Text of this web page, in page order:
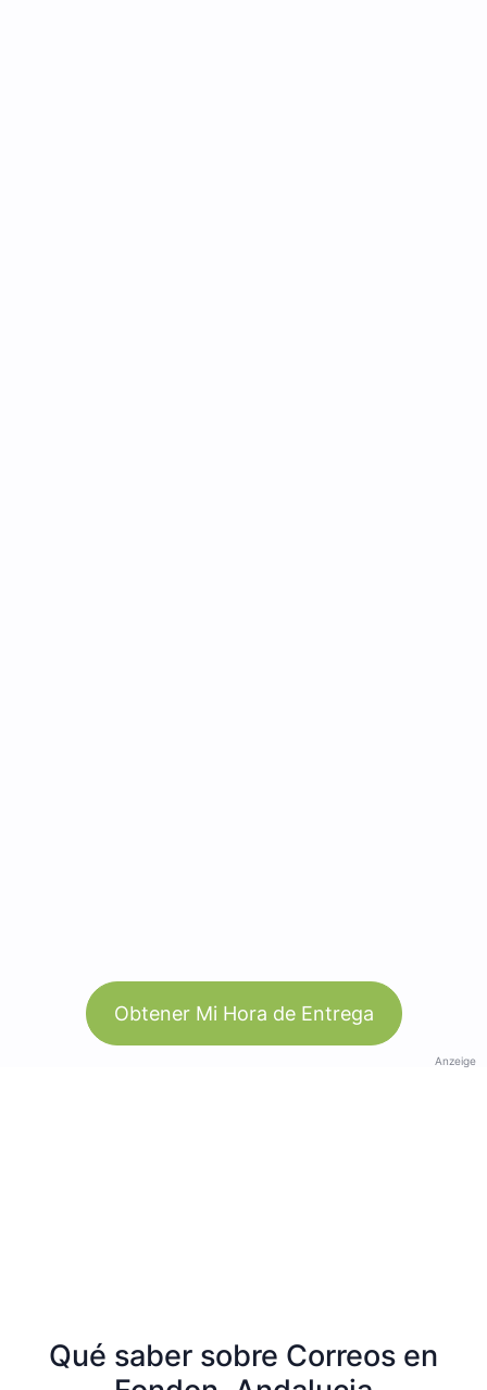
Obtener Mi Hora de Entrega
Anzeige
Qué saber sobre Correos en